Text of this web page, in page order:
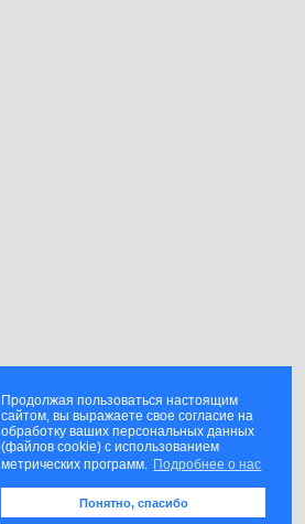
Продолжая пользоваться настоящим
сайтом, вы выражаете свое согласие на
обработку ваших персональных данных
(файлов cookie) с использованием
метрических программ. Подробнее о нас
Понятно, спасибо